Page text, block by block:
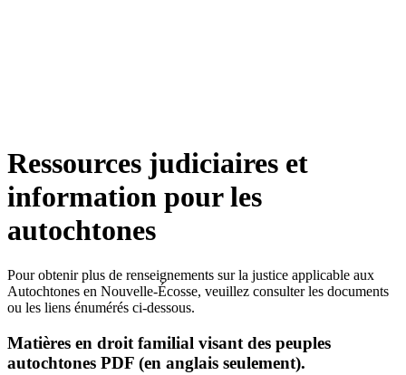
Ressources judiciaires et
information pour les
autochtones
Pour obtenir plus de renseignements sur la justice applicable aux
Autochtones en Nouvelle-Écosse, veuillez consulter les documents
ou les liens énumérés ci-dessous.
Matières en droit familial visant des peuples
autochtones PDF (en anglais seulement).